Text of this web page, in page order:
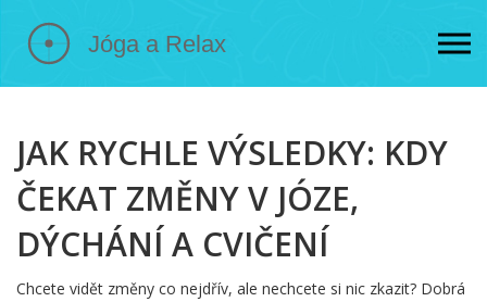
JAK RYCHLE VÝSLEDKY: KDY
ČEKAT ZMĚNY V JÓZE,
DÝCHÁNÍ A CVIČENÍ
Chcete vidět změny co nejdřív, ale nechcete si nic zkazit? Dobrá